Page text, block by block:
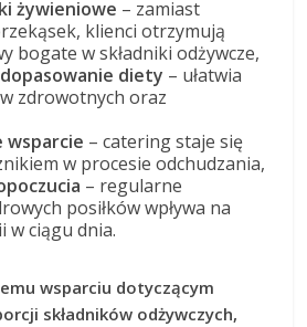
żywieniowe – zamiast
klienci otrzymują
bogate w składniki odżywcze,
diety – ułatwia
zdrowotnych oraz
wsparcie – catering staje się
w procesie odchudzania,
– regularne
posiłków wpływa na
w ciągu dnia.
wsparciu dotyczącym
składników odżywczych,